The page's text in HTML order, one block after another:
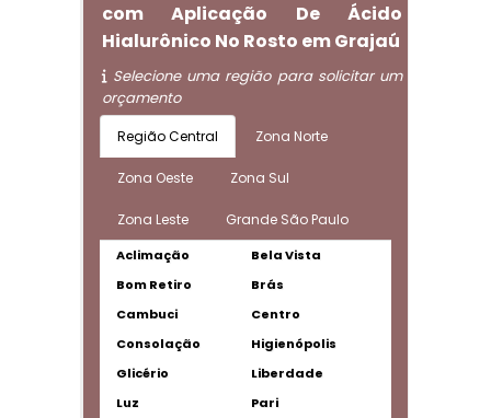
com Aplicação De Ácido
Hialurônico No Rosto em Grajaú
Selecione uma região para solicitar um
orçamento
Região Central Zona Norte
Zona Oeste Zona Sul
Zona Leste Grande São Paulo
Aclimação
Bela Vista
Bom Retiro
Brás
Cambuci
Centro
Consolação
Higienópolis
Glicério
Liberdade
Luz
Pari